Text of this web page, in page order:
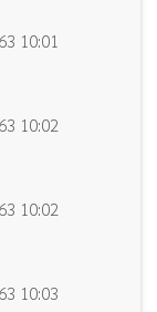
10:01
10:02
10:02
10:03